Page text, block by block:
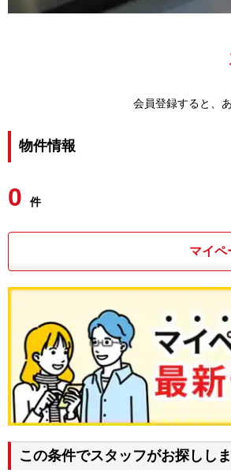
会員登録すると、
物件情報
0 件
マイペ
この条件でスタッフがお探しし